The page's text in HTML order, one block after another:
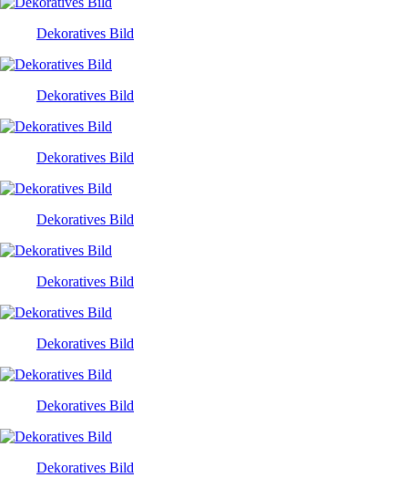
Dekoratives Bild
Dekoratives Bild
Dekoratives Bild
Dekoratives Bild
Dekoratives Bild
Dekoratives Bild
Dekoratives Bild
Dekoratives Bild